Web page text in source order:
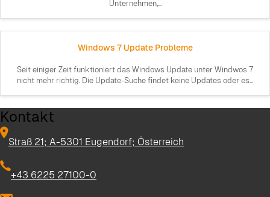
Unternehmen,...
Windows 7 Update Probleme
Seit einiger Zeit funktioniert das Windows Update unter Windwos 7
nicht mehr richtig. Die Update-Suche findet keine Updates oder es...
Kontakt
Straß 21; A-5301 Eugendorf; Österreich
+43 6225 27100-0